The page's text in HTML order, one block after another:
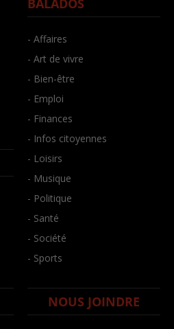
BALADOS
- Affaires
- Art de vivre
- Bien-être
- Emploi
- Finances
- Infos citoyennes
- Loisirs
- Musique
- Politique
- Santé
- Société
- Sports
NOUS JOINDRE